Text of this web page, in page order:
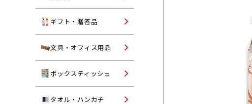
ギフト・贈答品
文具・オフィス用品
ボックスティッシュ
タオル・ハンカチ